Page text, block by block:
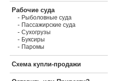
Рабочие суда
- Рыболовные суда
- Пассажирские суда
- Сухогрузы
- Буксиры
- Паромы
Схема купли-продажи